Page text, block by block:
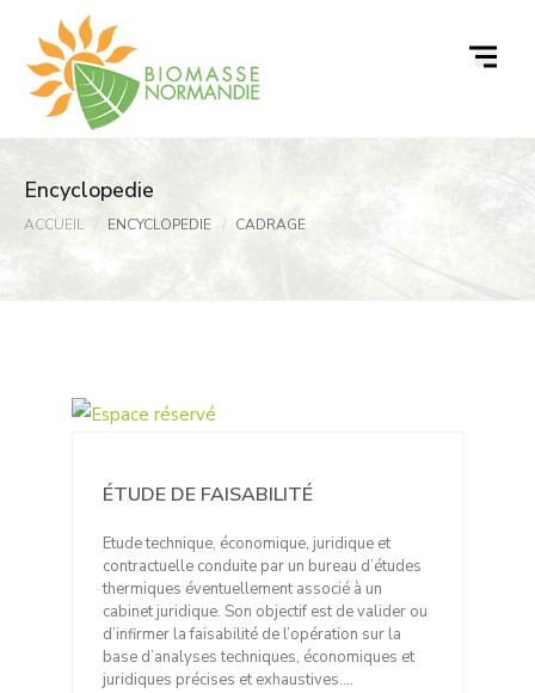
contenu
Encyclopedie
ACCUEIL ENCYCLOPEDIE CADRAGE
ÉTUDE DE FAISABILITÉ
Etude technique, économique, juridique et
contractuelle conduite par un bureau d’études
thermiques éventuellement associé à un
cabinet juridique. Son objectif est de valider ou
d’infirmer la faisabilité de l’opération sur la
base d’analyses techniques, économiques et
juridiques précises et exhaustives….